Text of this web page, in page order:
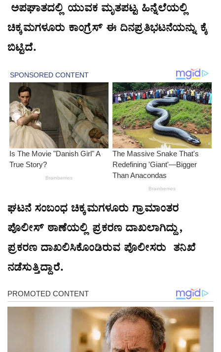
ಅಪಘಾತದಲ್ಲಿ ಯುವಕ ಮೃತಪಟ್ಟ ಹಿನ್ನೆಲೆಯಲ್ಲಿ
ಚಿಕ್ಕಮಗಳೂರು ಕಾಂಗ್ರೆಸ್ ಈ ದಿನಪ್ರತಿಭಟನೆಯನ್ನು ಕೈ
ಬಿಟ್ಟಿದೆ.
ಘಟನೆ ಸಂಬಂಧ ಚಿಕ್ಕಮಗಳೂರು ಗ್ರಾಮಾಂತರ
ಪೊಲೀಸ್ ಠಾಣೆಯಲ್ಲಿ ಪ್ರಕರಣ ದಾಖಲಾಗಿದ್ದು,
ಪ್ರಕರಣ ದಾಖಲಿಸಿಕೊಂಡಿರುವ ಪೊಲೀಸರು ತನಿಖೆ
ನಡೆಸುತ್ತಿದ್ದಾರೆ.